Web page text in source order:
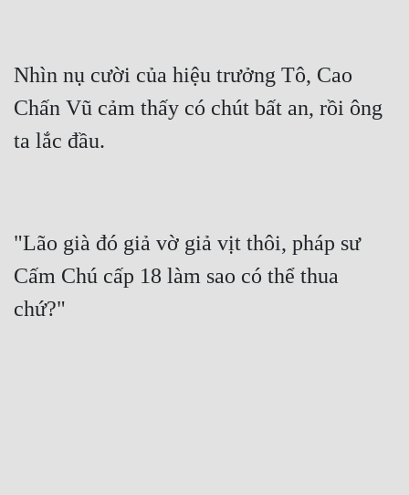
Nhìn nụ cười của hiệu trưởng Tô, Cao
Chấn Vũ cảm thấy có chút bất an, rồi ông
"Lão già đó giả vờ giả vịt thôi, pháp sư
Cấm Chú cấp 18 làm sao có thể thua